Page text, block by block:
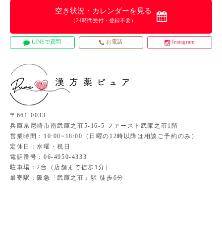
〒661-0033
兵庫県尼崎市南武庫之荘5-16-5 ファースト武庫之荘1階
営業時間：10:00~18:00（日曜の12時以降は相談ご予約のみ）
定休日：水曜・祝日
電話番号：06-4950-4333
駐車場：2台（店舗まで徒歩1分）
最寄駅：阪急「武庫之荘」駅 徒歩6分
空き状況・カレンダーを見る
（24時間受付・登録不要）
LINEで質問 お電話 Instagram